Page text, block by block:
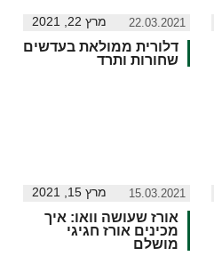
22.03.2021 מרץ 22, 2021
דלורית ממולאת בעדשים
שחורות ותרד
15.03.2021 מרץ 15, 2021
אורז שעושה וואו: איך
מכינים אורז חגיגי
מושלם